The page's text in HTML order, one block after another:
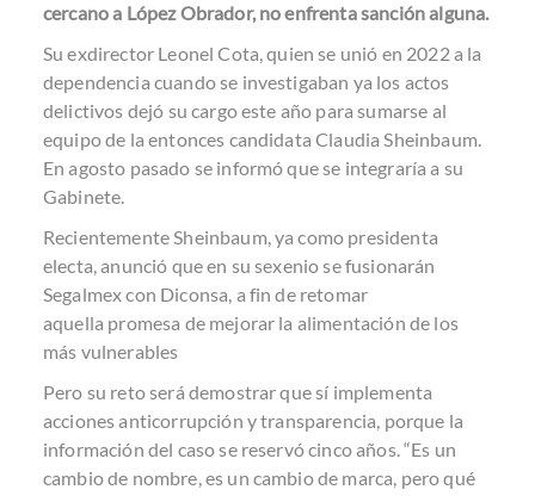
cercano a López Obrador, no enfrenta sanción alguna.
Su exdirector Leonel Cota, quien se unió en 2022 a la
dependencia cuando se investigaban ya los actos
delictivos dejó su cargo este año para sumarse al
equipo de la entonces candidata Claudia Sheinbaum.
En agosto pasado se informó que se integraría a su
Gabinete.
Recientemente Sheinbaum, ya como presidenta
electa, anunció que en su sexenio se fusionarán
Segalmex con Diconsa, a fin de retomar
aquella promesa de mejorar la alimentación de los
más vulnerables
Pero su reto será demostrar que sí implementa
acciones anticorrupción y transparencia, porque la
información del caso se reservó cinco años. “Es un
cambio de nombre, es un cambio de marca, pero qué